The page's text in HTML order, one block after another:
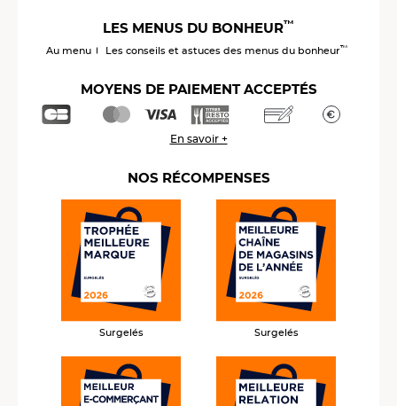
LES MENUS DU BONHEUR™
Au menu Les conseils et astuces des menus du bonheur™
MOYENS DE PAIEMENT ACCEPTÉS
En savoir +
NOS RÉCOMPENSES
Surgelés Surgelés